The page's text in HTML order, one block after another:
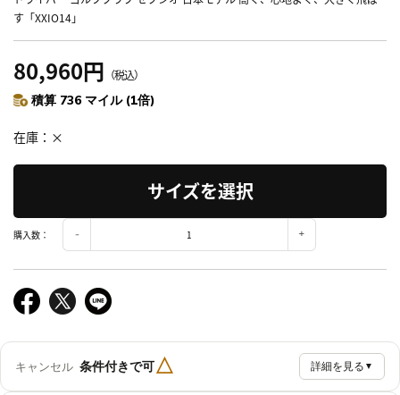
す「XXIO14」
80,960円 （税込）
積算 736 マイル (1倍)
在庫 ×
サイズを選択
購入数：
キャンセル 条件付きで可△ 詳細を見る ▼